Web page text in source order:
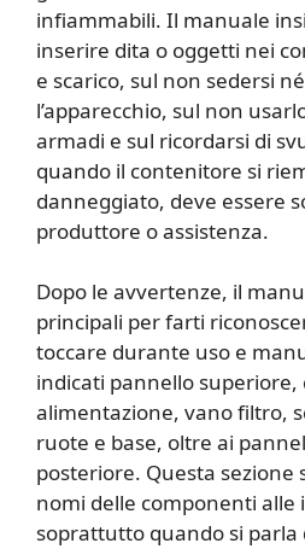
infiammabili. Il manuale
inserire dita o oggetti nei
e scarico, sul non sedersi
l’apparecchio, sul non
armadi e sul ricordarsi di
quando il contenitore si
danneggiato, deve essere
produttore o assistenza.
Dopo le avvertenze, il
principali per farti
toccare durante uso e
indicati pannello superiore,
alimentazione, vano filtro,
ruote e base, oltre ai
posteriore. Questa sezione
nomi delle componenti alle
soprattutto quando si parla